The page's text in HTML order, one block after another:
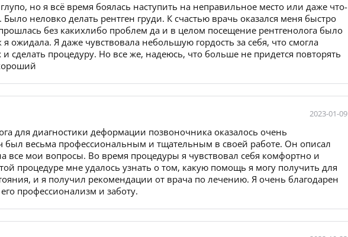
но я всё время боялась наступить на неправильное место или даже что-
Было неловко делать рентген груди. К счастью врачь оказался меня быстро
без какихлибо проблем да и в целом посещение рентгенолога было
ожидала. Я даже чувствовала небольшую гордость за себя, что смогла
и сделать процедуру. Но все же, надеюсь, что больше не придется повторять
2023-01-09
для диагностики деформации позвоночника оказалось очень
весьма профессиональным и тщательным в своей работе. Он описал
все мои вопросы. Во время процедуры я чувствовал себя комфортно и
процедуре мне удалось узнать о том, какую помощь я могу получить для
и я получил рекомендации от врача по лечению. Я очень благодарен
профессионализм и заботу.